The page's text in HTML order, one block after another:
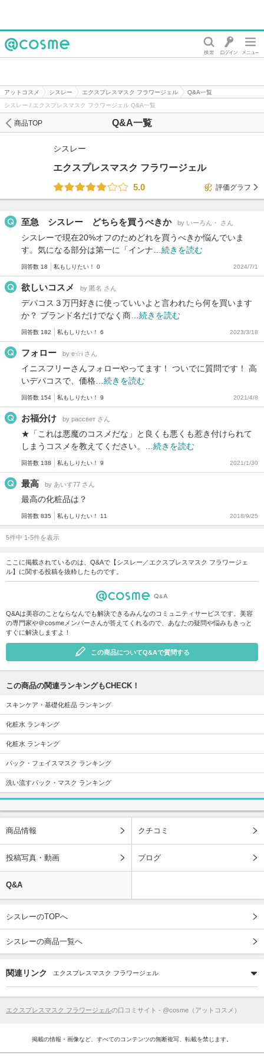
アットコスメ シスレー エクスプレスマスク フラワージェル
Q&A一覧
シスレー / エクスプレスマスク フラワージェル Q&A一覧
Q&A一覧
商品TOP
シスレー
エクスプレスマスク フラワージェル
5.0
評価グラフ
至急 シスレー どちらを買うべきか by いーろん・ さん
シスレーで現在20%オフのためどれを買うべきか悩んでいま
す。気になる部分は第一に「インナ… 続きを読む
回答数 18 私もしりたい！ 0 2024/7/1
欲しいコスメ by 匿名 さん
デパコス３万円好きに使っていいよと言われたら何を買います
か？ ブランド名だけでなく商… 続きを読む
回答数 182 私もしりたい！ 6 2023/3/18
フォロー by e☆i さん
イニスフリーさんフォローやってます！ ついでに質問です！ 高
いデパコスで、価格… 続きを読む
回答数 154 私もしりたい！ 9 2021/4/8
お福分け by рассвет さん
★「これは悪魔のコスメだな」と良くも悪くも惹き付けられて
しまうコスメを教えてください。… 続きを読む
回答数 138 私もしりたい！ 9 2021/1/30
最高 by あいす77 さん
最高の化粧品は？
回答数 835 私もしりたい！ 11 2018/9/25
5件中 1-5件を表示
ここに掲載されているのは、Q&Aで【シスレー／エクスプレスマスク フラワージェ
ル】に関する投稿を抜粋したものです。
Q&Aは美容のことならなんでも解決できるみんなのコミュニティサービスです。美容
の専門家や＠cosmeメンバーさんが答えてくれるので、あなたの疑問や悩みもきっと
すぐに解決しますよ！
この商品についてQ&Aで質問する
この商品の関連ランキングもCHECK！
スキンケア・基礎化粧品 ランキング
化粧水 ランキング
化粧水 ランキング
パック・フェイスマスク ランキング
洗い流すパック・マスク ランキング
商品情報 クチコミ
投稿写真・動画 ブログ
Q&A
シスレーのTOPへ
シスレーの商品一覧へ
関連リンク エクスプレスマスク フラワージェル
エクスプレスマスク フラワージェルの口コミサイト - @cosme（アットコスメ）
掲載の情報・画像など、すべてのコンテンツの無断複写、転載を禁じます。